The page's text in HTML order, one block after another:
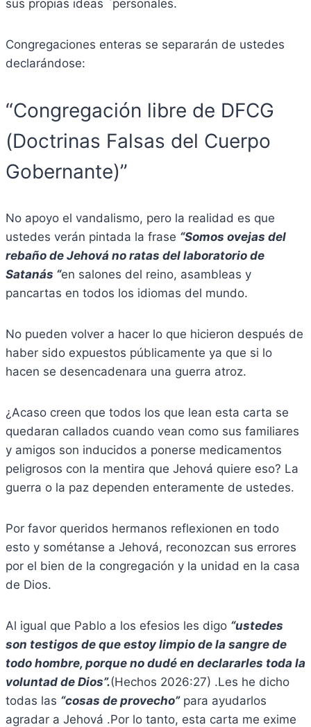
sus propias ideas `personales.
Congregaciones enteras se separarán de ustedes
declarándose:
“Congregación libre de DFCG
(Doctrinas Falsas del Cuerpo
Gobernante)”
No apoyo el vandalismo, pero la realidad es que
ustedes verán pintada la frase “Somos ovejas del
rebaño de Jehová no ratas del laboratorio de
Satanás “en salones del reino, asambleas y
pancartas en todos los idiomas del mundo.
No pueden volver a hacer lo que hicieron después de
haber sido expuestos públicamente ya que si lo
hacen se desencadenara una guerra atroz.
¿Acaso creen que todos los que lean esta carta se
quedaran callados cuando vean como sus familiares
y amigos son inducidos a ponerse medicamentos
peligrosos con la mentira que Jehová quiere eso? La
guerra o la paz dependen enteramente de ustedes.
Por favor queridos hermanos reflexionen en todo
esto y sométanse a Jehová, reconozcan sus errores
por el bien de la congregación y la unidad en la casa
de Dios.
Al igual que Pablo a los efesios les digo “ustedes
son testigos de que estoy limpio de la sangre de
todo hombre, porque no dudé en declararles toda la
voluntad de Dios”.(Hechos 2026:27) .Les he dicho
todas las “cosas de provecho”para ayudarlos
agradar a Jehová .Por lo tanto, esta carta me exime